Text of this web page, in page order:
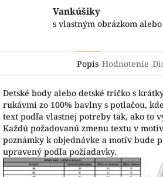
Vankúšiky
s vlastným obrázkom
Popis Hodnotenie
Detské body alebo detské tričko s
rukávmi zo 100% bavlny s potlačou,
text podľa vlastnej potreby tak, ako to
Každú požadovanú zmenu textu v
poznámky k objednávke a motív bude
upravený podľa požiadavky.